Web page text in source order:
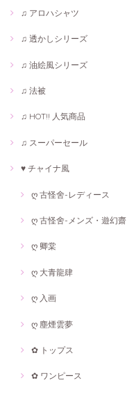
♫ アロハシャツ
♫ 透かしシリーズ
♫ 油絵風シリーズ
♫ 法被
♫ HOT!! 人気商品
♫ スーパーセール
♥ チャイナ風
ღ 古怪舍-レディース
ღ 古怪舍-メンズ・遊幻齋
ღ 卿棠
ღ 大青龍肆
ღ 入画
ღ 塵煙雲夢
✿ トップス
✿ ワンピース